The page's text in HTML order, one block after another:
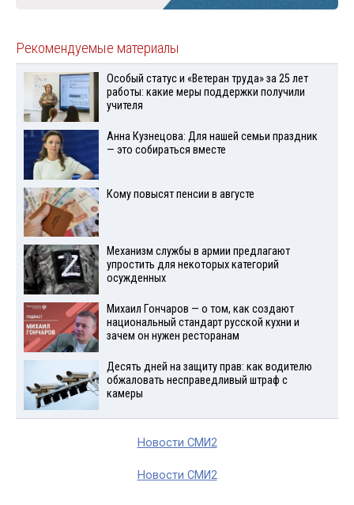
Рекомендуемые материалы
Особый статус и «Ветеран труда» за 25 лет
работы: какие меры поддержки получили
учителя
Анна Кузнецова: Для нашей семьи праздник
— это собираться вместе
Кому повысят пенсии в августе
Механизм службы в армии предлагают
упростить для некоторых категорий
осужденных
Михаил Гончаров — о том, как создают
национальный стандарт русской кухни и
зачем он нужен ресторанам
Десять дней на защиту прав: как водителю
обжаловать несправедливый штраф с
камеры
Новости СМИ2
Новости СМИ2